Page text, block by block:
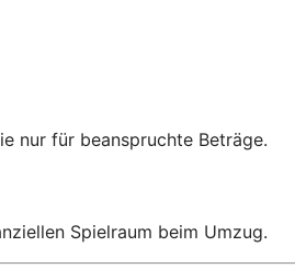
nur für beanspruchte Beträge.
Spielraum beim Umzug.